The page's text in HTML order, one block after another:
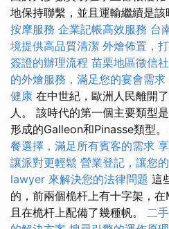
地保持聯繫，並且運輸繼續是該
按摩服務 企業記帳高效服務 台
境提供高品質清潔 外燴佈置，
簽證的辦理流程 苗栗地區徵信
的外燴服務，滿足您的宴會需求
健康 在中世紀，歐洲人民離開
人。 該時代的第一個主要類型
形成的Galleon和Pinasse類型。
餐選擇，滿足所有賓客的需求
讓派對更輕鬆 營業登記，讓您
lawyer 來解決您的法律問題 這
的，前兩個桅杆上有十字架，
且在桅杆上配備了幾種帆。 二